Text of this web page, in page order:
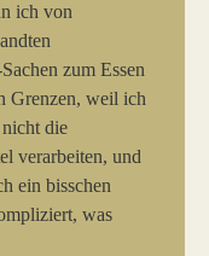
ich von
zum Essen
Grenzen, weil ich
die
verarbeiten, und
ein bisschen
was